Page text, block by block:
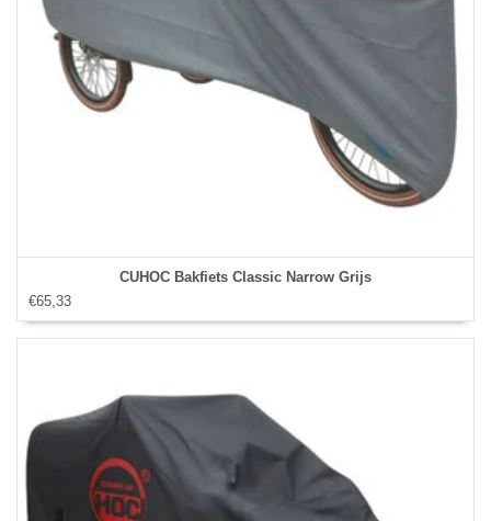
CUHOC Bakfiets Classic Narrow Grijs
€65,33